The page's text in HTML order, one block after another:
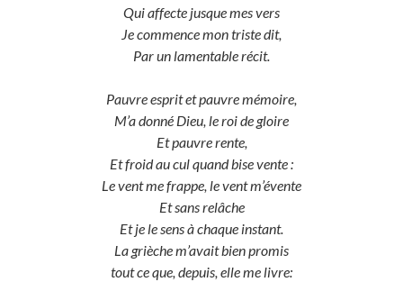
Qui affecte jusque mes vers
Je commence mon triste dit,
Par un lamentable récit.
Pauvre esprit et pauvre mémoire,
M’a donné Dieu, le roi de gloire
Et pauvre rente,
Et froid au cul quand bise vente :
Le vent me frappe, le vent m’évente
Et sans relâche
Et je le sens à chaque instant.
La grièche m’avait bien promis
tout ce que, depuis, elle me livre: